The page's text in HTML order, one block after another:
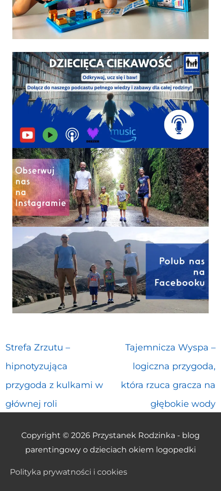
Strefa Zrzutu –
hipnotyzująca
przygoda z kulkami w
głównej roli
Tajemnicza Wyspa –
logiczna przygoda,
która rzuca gracza na
głębokie wody
Copyright © 2026 Przystanek Rodzinka - blog
parentingowy o dzieciach okiem logopedki
Polityka prywatności i cookies